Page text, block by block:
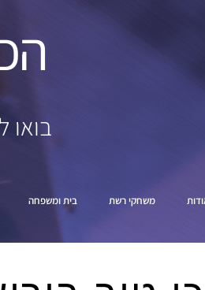
בואו
משחקי רשת בית ומשפחה